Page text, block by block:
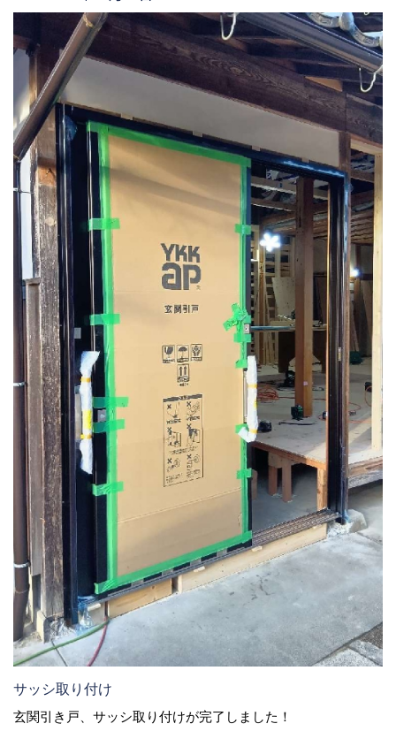
サッシ取り付け
玄関引き戸、サッシ取り付けが完了しました！